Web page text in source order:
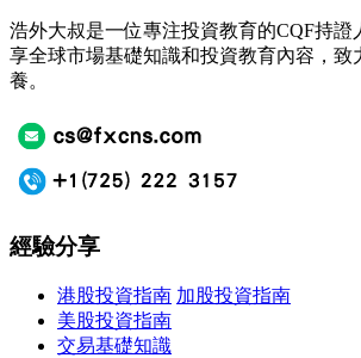
浩外大叔是一位專注投資教育的CQF持證
享全球市場基礎知識和投資教育內容，致
養。
經驗分享
港股投資指南 加股投資指南
美股投資指南
交易基礎知識